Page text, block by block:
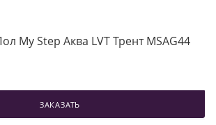
My Step Аква LVT Трент MSAG44
ЗАКАЗАТЬ